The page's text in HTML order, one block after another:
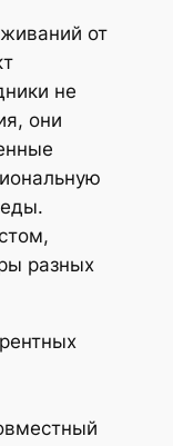
от
не
они
разных